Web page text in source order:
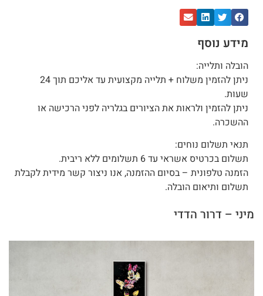
מידע נוסף
הובלה ותלייה:
ניתן להזמין משלוח + תלייה מקצועית עד אליכם תוך 24
שעות.
ניתן להזמין ולראות את הציורים בגלריה לפני הרכישה או
ההשכרה.
תנאי תשלום נוחים:
תשלום בכרטיס אשראי עד 6 תשלומים ללא ריבית.
הזמנה טלפונית – בסיום ההזמנה, אנו ניצור קשר מידית לקבלת
תשלום ותיאום הובלה.
מיני – דרור הדדי